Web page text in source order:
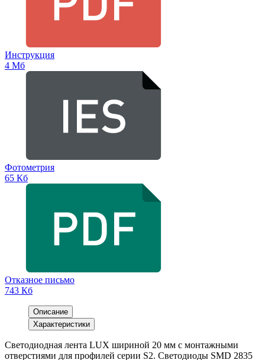
Инструкция
4 Мб
Фотометрия
65 Кб
Отказное письмо
743 Кб
Описание
Характеристики
Светодиодная лента LUX шириной 20 мм с монтажными
отверстиями для профилей серии S2. Светодиоды SMD 2835